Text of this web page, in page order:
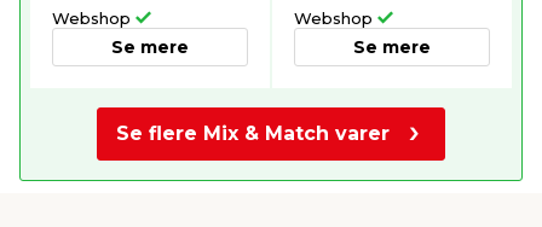
Webshop
Se mere
Webshop
Se mere
Se flere Mix & Match varer